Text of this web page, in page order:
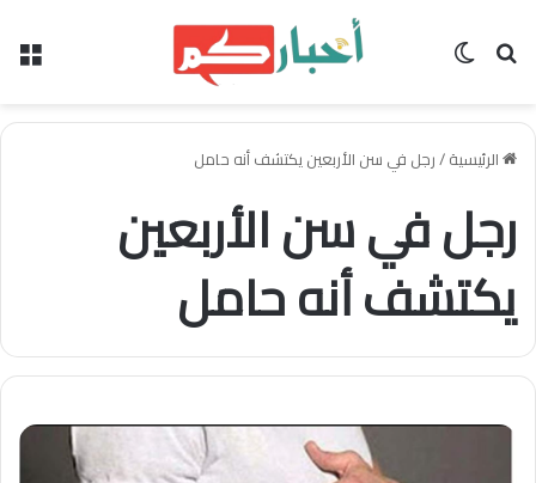
بحث عن الوضع المظلم
الرئيسية/رجل في سن الأربعين يكتشف أنه حامل
رجل في سن الأربعين
يكتشف أنه حامل